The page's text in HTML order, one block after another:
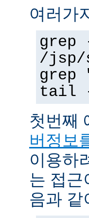
여러가
grep
/jsp/
grep
tail
첫번째
버정보
이용하
는 접근
음과 같